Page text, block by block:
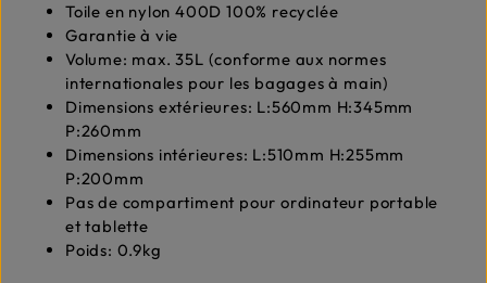
Toile en nylon 400D 100% recyclée
Garantie à vie
Volume: max. 35L (conforme aux normes
internationales pour les bagages à main)
Dimensions extérieures: L:560mm H:345mm
P:260mm
Dimensions intérieures: L:510mm H:255mm
P:200mm
Pas de compartiment pour ordinateur portable
et tablette
Poids: 0.9kg